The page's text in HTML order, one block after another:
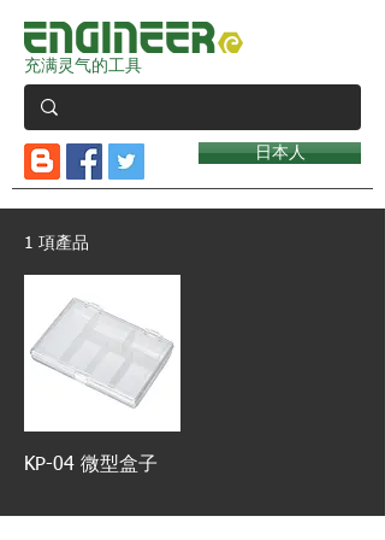
充满灵气的工具
日本人
1 項產品
KP-04 微型盒子